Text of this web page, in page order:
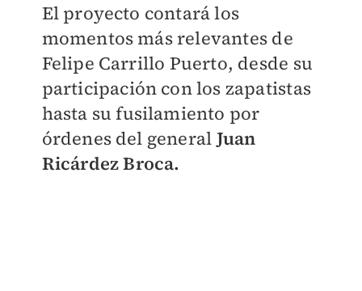
El proyecto contará los
momentos más relevantes de
Felipe Carrillo Puerto, desde su
participación con los zapatistas
hasta su fusilamiento por
órdenes del general Juan
Ricárdez Broca.